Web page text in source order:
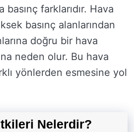
farklarıdır. Hava
basınç alanlarından
doğru bir hava
neden olur. Bu hava
yönlerden esmesine yol
Nelerdir?